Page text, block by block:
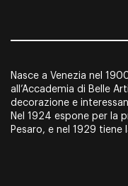
Nasce a Venezia nel
all’Accademia di Belle
decorazione e
Nel 1924 espone per la
Pesaro, e nel 1929 tiene